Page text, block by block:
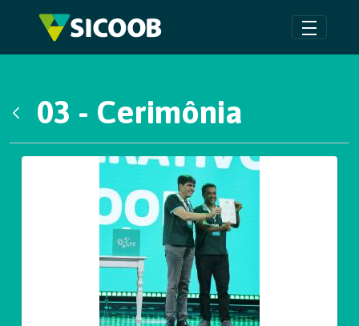
Pular para o Conteúdo principal
03 - Cerimônia
Galeria de Mídias